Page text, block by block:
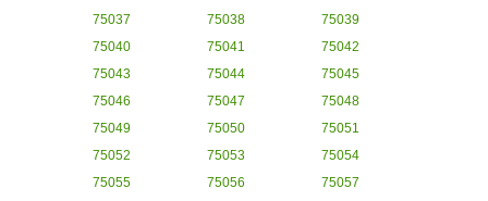
75037
75038
75039
75040
75041
75042
75043
75044
75045
75046
75047
75048
75049
75050
75051
75052
75053
75054
75055
75056
75057